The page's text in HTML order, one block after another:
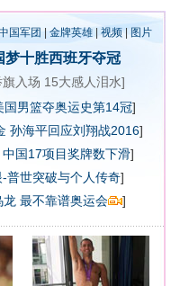
国军团| 金牌英雄| 视频| 图片
梦十胜西班牙夺冠
入场 15大感人泪水]
男篮夺奥运史第14冠]
孙海平回应刘翔战2016]
中国17项目奖牌数下滑]
普世突破与个人传奇]
最不靠谱奥运会 ]